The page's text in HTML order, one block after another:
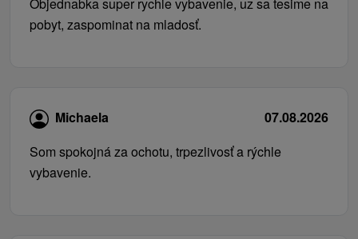
pobyt, zaspominat na mladosť.
Michaela
07.08.2026
Som spokojná za ochotu, trpezlivosť a rýchle
vybavenie.